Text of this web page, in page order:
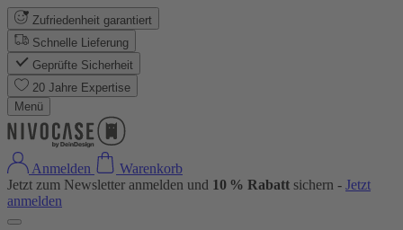
Zufriedenheit garantiert
Schnelle Lieferung
Geprüfte Sicherheit
20 Jahre Expertise
Menü
Anmelden
Warenkorb
Jetzt zum Newsletter anmelden und 10 % Rabatt sichern - Jetzt
anmelden